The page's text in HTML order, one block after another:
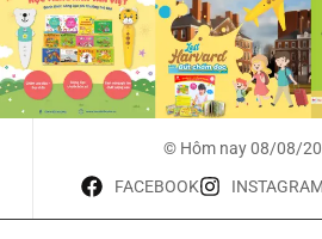
© Hôm nay 08/08/
FACEBOOK